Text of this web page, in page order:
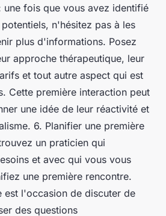
une fois que vous avez identifié
n'hésitez pas à les
plus d'informations. Posez
approche thérapeutique, leur
et tout autre aspect qui est
Cette première interaction peut
une idée de leur réactivité et
6. Planifier une première
un praticien qui
et avec qui vous vous
une première rencontre.
est l'occasion de discuter de
des questions